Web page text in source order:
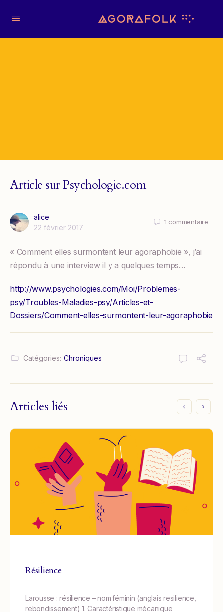
Article sur Psychologie.com
alice
22 février 2017
1 commentaire
« Comment elles surmontent leur agoraphobie », j’ai
répondu à une interview il y a quelques temps…
http://www.psychologies.com/Moi/Problemes-
psy/Troubles-Maladies-psy/Articles-et-
Dossiers/Comment-elles-surmontent-leur-agoraphobie
Catégories: Chroniques
Articles liés
Résilience
Larousse : résilience – nom féminin (anglais resilience,
rebondissement) 1. Caractéristique mécanique